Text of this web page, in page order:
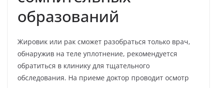
образований
Жировик или рак сможет разобраться только врач,
обнаружив на теле уплотнение, рекомендуется
обратиться в клинику для тщательного
обследования. На приеме доктор проводит осмотр